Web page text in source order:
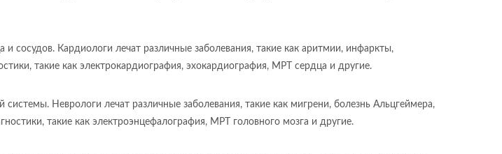
сосудов. Кардиологи лечат различные заболевания, такие как аритмии, инфаркты,
такие как электрокардиография, эхокардиография, МРТ сердца и другие.
Неврологи лечат различные заболевания, такие как мигрени, болезнь Альцгеймера,
такие как электроэнцефалография, МРТ головного мозга и другие.